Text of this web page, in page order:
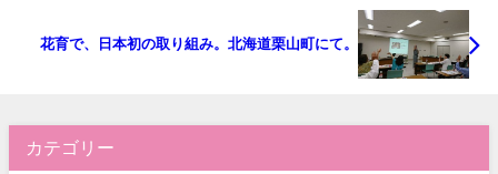
花育で、日本初の取り組み。北海道栗山町にて。
カテゴリー